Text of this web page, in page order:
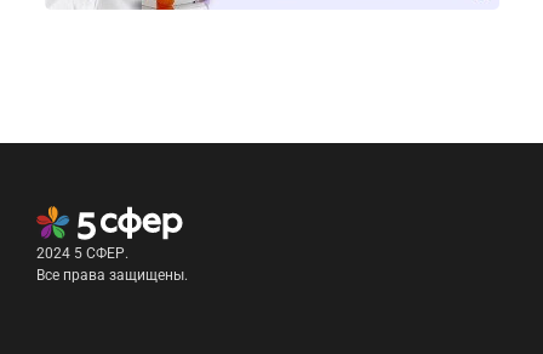
2024 5 СФЕР.
Все права защищены.